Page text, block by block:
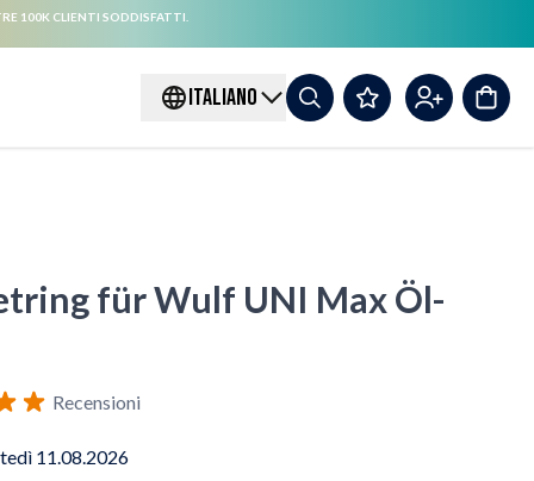
100K CLIENTI SODDISFATTI.
ITALIANO
für Wulf UNI Max Öl-
Recensioni
11.08.2026